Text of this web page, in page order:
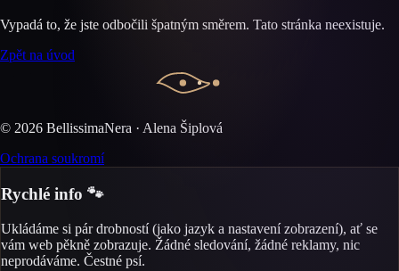
Vypadá to, že jste odbočili špatným směrem. Tato stránka neexistuje.
Zpět na úvod
© 2026 BellissimaNera · Alena Šiplová
Ochrana soukromí
Rychlé info 🐾
Ukládáme si pár drobností (jako jazyk a nastavení zobrazení), ať se
vám web pěkně zobrazuje. Žádné sledování, žádné reklamy, nic
neprodáváme. Čestné psí.